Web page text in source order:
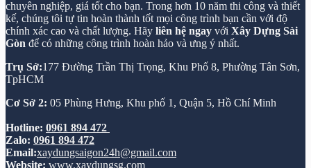
chuyên nghiệp, giá tốt cho bạn. Trong hơn 10 năm thi công và thiết
kế, chúng tôi tự tin hoàn thành tốt mọi công trình bạn cần với độ
chính xác cao và chất lượng. Hãy liên hệ ngay với Xây Dựng Sài
Gòn để có những công trình hoàn hảo và ưng ý nhất.
Trụ Sở:177 Đường Trần Thị Trọng, Khu Phố 8, Phường Tân Sơn,
TpHCM
Cơ Sở 2: 05 Phùng Hưng, Khu phố 1, Quận 5, Hồ Chí Minh
Hotline: 0961 894 472
Zalo: 0961 894 472
Email:xaydungsaigon24h@gmail.com
Website: www.xaydungsg.com